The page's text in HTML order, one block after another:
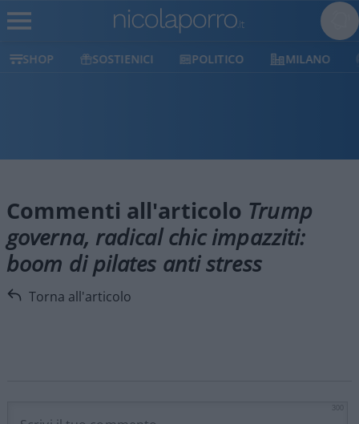
SHOP SOSTIENICI POLITICO MILANO
Commenti all'articolo Trump
governa, radical chic impazziti:
boom di pilates anti stress
Torna all'articolo